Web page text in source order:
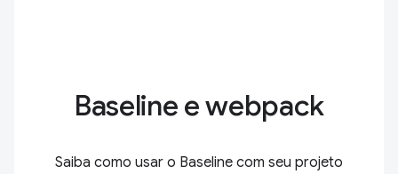
Baseline e webpack
Saiba como usar o Baseline com seu projeto